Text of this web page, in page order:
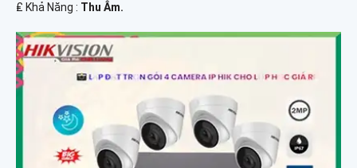
️₤ Khả Năng : Thu Âm.